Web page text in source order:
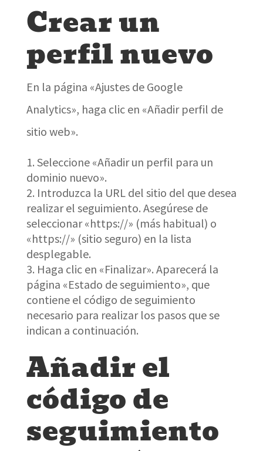
Crear un
perfil nuevo
En la página «Ajustes de Google
Analytics», haga clic en «Añadir perfil de
sitio web».
Seleccione «Añadir un perfil para un
dominio nuevo».
Introduzca la URL del sitio del que desea
realizar el seguimiento. Asegúrese de
seleccionar «https://» (más habitual) o
«https://» (sitio seguro) en la lista
desplegable.
Haga clic en «Finalizar». Aparecerá la
página «Estado de seguimiento», que
contiene el código de seguimiento
necesario para realizar los pasos que se
indican a continuación.
Añadir el
código de
seguimiento